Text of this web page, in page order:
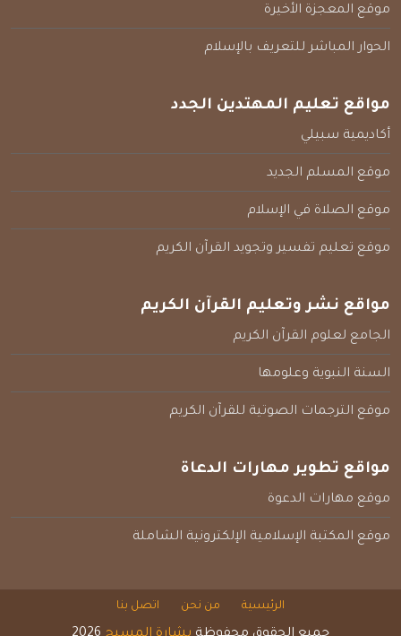
موقع المعجزة الأخيرة
الحوار المباشر للتعريف بالإسلام
مواقع تعليم المهتدين الجدد
أكاديمية سبيلي
موقع المسلم الجديد
موقع الصلاة في الإسلام
موقع تعليم تفسير وتجويد القرآن الكريم
مواقع نشر وتعليم القرآن الكريم
الجامع لعلوم القرآن الكريم
السنة النبوية وعلومها
موقع الترجمات الصوتية للقرآن الكريم
مواقع تطوير مهارات الدعاة
موقع مهارات الدعوة
موقع المكتبة الإسلامية الإلكترونية الشاملة
الرئيسية من نحن اتصل بنا